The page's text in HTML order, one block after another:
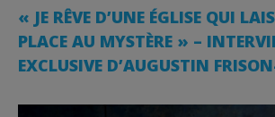
️️« JE RÊVE D’UNE ÉGLISE QUI
PLACE AU MYSTÈRE » –
EXCLUSIVE D’AUGUSTIN